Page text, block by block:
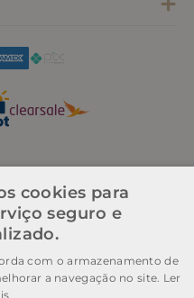
LTDA
| (21) 3606-0200
CD Sonho dos Pés
22743-310
cookies para
seguro e
com o armazenamento de
a navegação no site. Ler